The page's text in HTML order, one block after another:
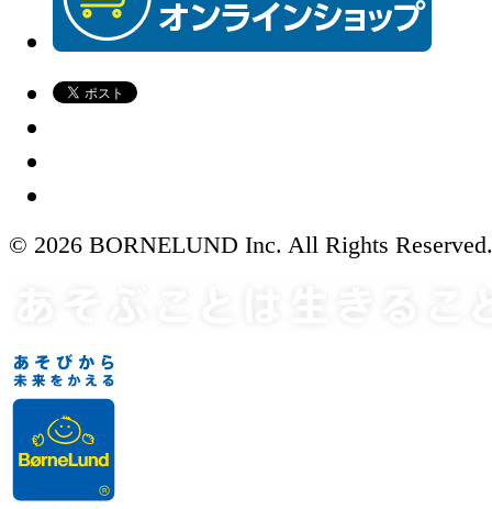
© 2026 BORNELUND Inc. All Rights Reserved.